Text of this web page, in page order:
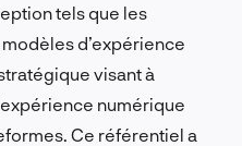
tels que les
d’expérience
visant à
numérique
Ce référentiel a